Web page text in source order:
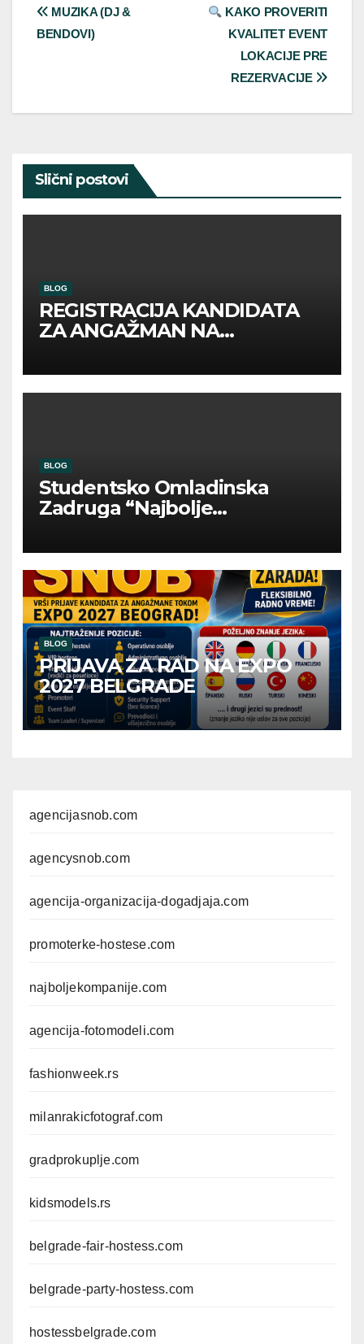
Post
navigation
KAKO PROVERITI
KVALITET EVENT
LOKACIJE PRE
REZERVACIJE
MUZIKA (DJ &
BENDOVI)
Slični postovi
BLOG
REGISTRACIJA KANDIDATA
ZA ANGAŽMAN NA
BLOG
Studentsko Omladinska
Zadruga “Najbolje
BLOG
PRIJAVA ZA RAD NA EXPO
2027 BELGRADE
agencijasnob.com
agencysnob.com
agencija-organizacija-dogadjaja.com
promoterke-hostese.com
najboljekompanije.com
agencija-fotomodeli.com
fashionweek.rs
milanrakicfotograf.com
gradprokuplje.com
kidsmodels.rs
belgrade-fair-hostess.com
belgrade-party-hostess.com
hostessbelgrade.com